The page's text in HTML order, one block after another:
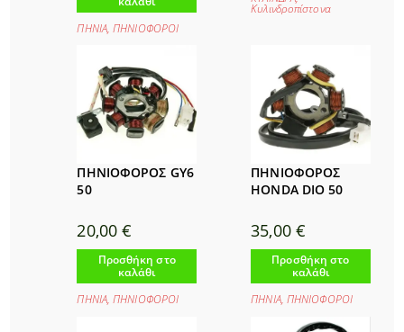
ΠΗΝΙΑ,ΠΗΝΙΟΦΟΡΟΙ
Κυλινδροπίστονα
ΠΗΝΙΟΦΟΡΟΣ GY6
50
20,00€
Προσθήκη στο
καλάθι
ΠΗΝΙΑ,ΠΗΝΙΟΦΟΡΟΙ
ΠΗΝΙΟΦΟΡΟΣ
HONDA DIO 50
35,00 €
Προσθήκη στο
καλάθι
ΠΗΝΙΑ, ΠΗΝΙΟΦΟΡΟΙ